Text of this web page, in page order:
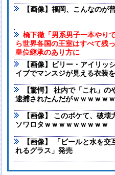
【画像】福岡、こんなのが
橋下徹「男系男子一本やり
ら世界各国の王室はすべて残
皇位継承のあり方に
【画像】ビリー・アイリッ
イブでマンスジが見える衣装
【驚愕】 社内で「これ」の
逮捕されたんだがｗｗｗｗｗ
【画像】 このボケて、破壊
ソワロタｗｗｗｗｗｗｗｗｗ
【画像】 「ビールと水を交
れるグラス」発売